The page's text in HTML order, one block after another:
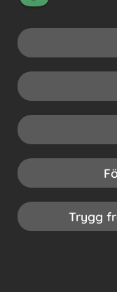
Trygg